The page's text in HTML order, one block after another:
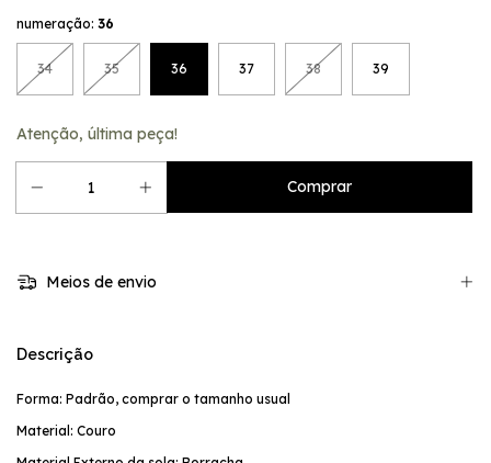
numeração: 36
34 35 36 37 38 39
Atenção, última peça!
Meios de envio
Descrição
Forma: Padrão, comprar o tamanho usual
Material: Couro